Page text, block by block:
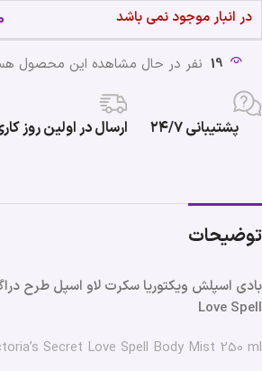
در انبار موجود نمی باشد
19 نفر در حال مشاهده این محصول
پشتیبانی ۲۴/۷ ارسال در اولین روز
توضیحات
Love Spell
Secret Love Spell Body Mist 250 ml